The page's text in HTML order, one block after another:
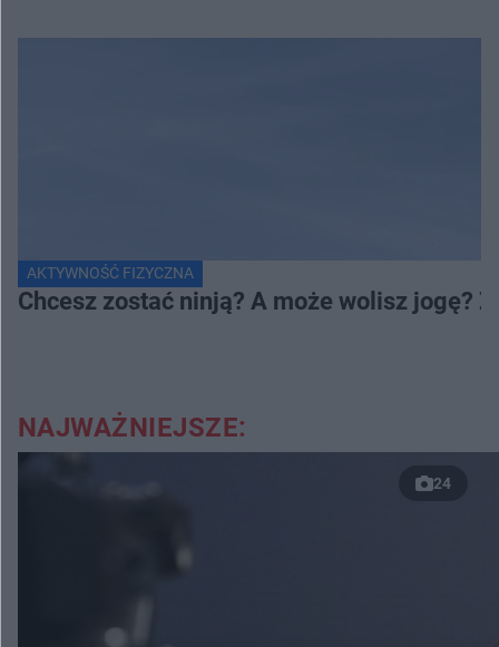
AKTYWNOŚĆ FIZYCZNA
Chcesz zostać ninją? A może wolisz jogę?
NAJWAŻNIEJSZE:
24